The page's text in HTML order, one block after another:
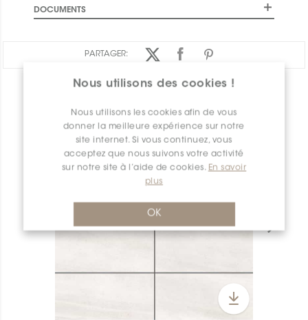
Nous utilisons des cookies !
Nous utilisons les cookies afin de vous
donner la meilleure expérience sur notre
site internet. Si vous continuez, vous
acceptez que nous suivons votre activité
sur notre site à l’aide de cookies. En savoir
plus
OK
DOCUMENTS
PARTAGER: